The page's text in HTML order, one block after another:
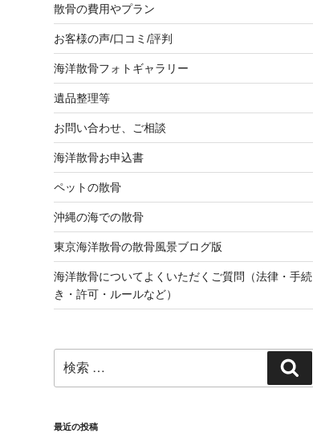
散骨の費用やプラン
お客様の声/口コミ/評判
海洋散骨フォトギャラリー
遺品整理等
お問い合わせ、ご相談
海洋散骨お申込書
ペットの散骨
沖縄の海での散骨
東京海洋散骨の散骨風景ブログ版
海洋散骨についてよくいただくご質問（法律・手続
き・許可・ルールなど）
索:
索
最近の投稿